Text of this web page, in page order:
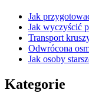
Jak
Jak wyczyścić
Transport
Odwrócona
Jak osoby
Kategorie